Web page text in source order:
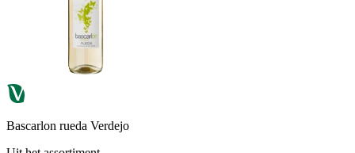
Bascarlon rueda Verdejo